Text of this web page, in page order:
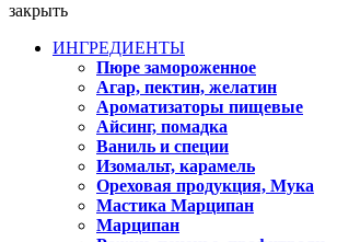
закрыть
ИНГРЕДИЕНТЫ
Пюре замороженное
Агар, пектин, желатин
Ароматизаторы пищевые
Айсинг, помадка
Ваниль и специи
Изомальт, карамель
Ореховая продукция, Мука
Мастика Марципан
Марципан